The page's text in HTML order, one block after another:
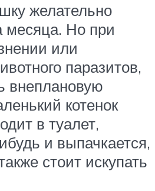
желательно
месяца. Но при
или
паразитов,
внеплановую
котенок
в туалет,
и выпачкается,
стоит искупать